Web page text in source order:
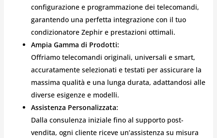
configurazione e programmazione dei telecomandi,
garantendo una perfetta integrazione con il tuo
condizionatore Zephir e prestazioni ottimali.
Ampia Gamma di Prodotti:
Offriamo telecomandi originali, universali e smart,
accuratamente selezionati e testati per assicurare la
massima qualità e una lunga durata, adattandosi alle
diverse esigenze e modelli.
Assistenza Personalizzata:
Dalla consulenza iniziale fino al supporto post-
vendita, ogni cliente riceve un’assistenza su misura